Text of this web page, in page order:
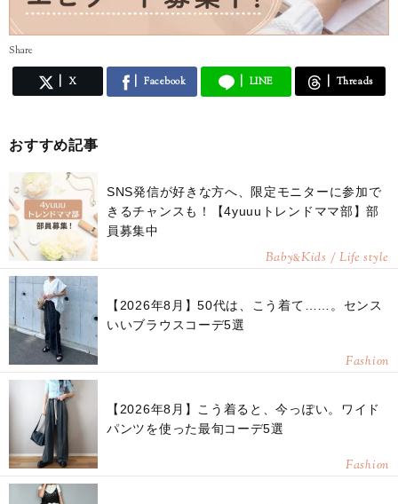
Share
X Facebook LINE Threads
おすすめ記事
SNS発信が好きな方へ、限定モニターに参加で
きるチャンスも！【4yuuuトレンドママ部】部
員募集中
Baby&Kids / Life style
【2026年8月】50代は、こう着て……。センス
いいブラウスコーデ5選
Fashion
【2026年8月】こう着ると、今っぽい。ワイド
パンツを使った最旬コーデ5選
Fashion